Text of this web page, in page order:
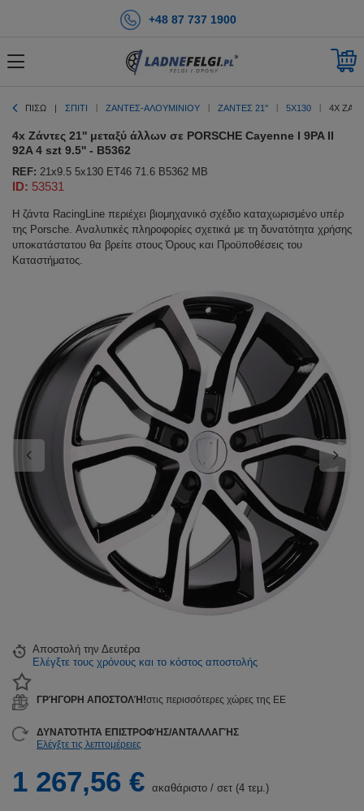
+48 87 737 1900
ΠΊΣΩ ΣΠΊΤΙ ΖΑΝΤΕΣ-ΑΛΟΥΜΙΝΙΟΥ ΖΆΝΤΕΣ 21'' 5X130 4X
4x Ζάντες 21'' μεταξύ άλλων σε PORSCHE Cayenne I 9PA II
92A 4 szt 9.5'' - B5362
REF: 21x9.5 5x130 ET46 71.6 B5362 MB
ID: 53531
Η ζάντα RacingLine περιέχει βιομηχανικό σχέδιο καταχωρισμένο υπέρ
της Porsche. Αναλυτικές πληροφορίες σχετικά με τη δυνατότητα χρήσης
υποκατάστατου θα βρείτε στους Όρους και Προϋποθέσεις του
Καταστήματος.
1 267,56 € ακαθάριστο / σετ (4 τεμ.)
Αποστολή την Δευτέρα
Ελέγξτε τους χρόνους και το κόστος αποστολής
ΓΡΉΓΟΡΗ ΑΠΟΣΤΟΛΉ!στις περισσότερες χώρες της ΕΕ
ΔΥΝΑΤΌΤΗΤΑ ΕΠΙΣΤΡΟΦΉΣ/ΑΝΤΑΛΛΑΓΉΣ
Ελέγξτε τις λεπτομέρειες